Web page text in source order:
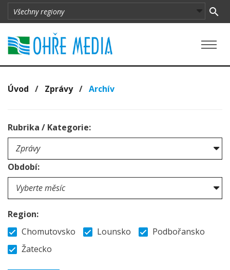
Úvod / Zprávy/ Archív
Rubrika / Kategorie:
Období:
Region:
Chomutovsko
Lounsko
Podbořansko
Žatecko